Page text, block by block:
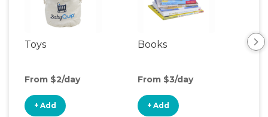
Toys
From $2/day
+ Add
Books
From $3/day
+ Add